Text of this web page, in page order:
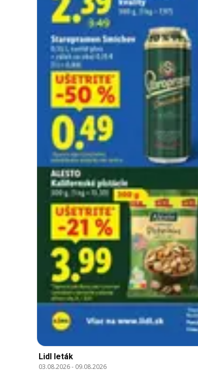
Lidl leták
03.08.2026- 09.08.2026